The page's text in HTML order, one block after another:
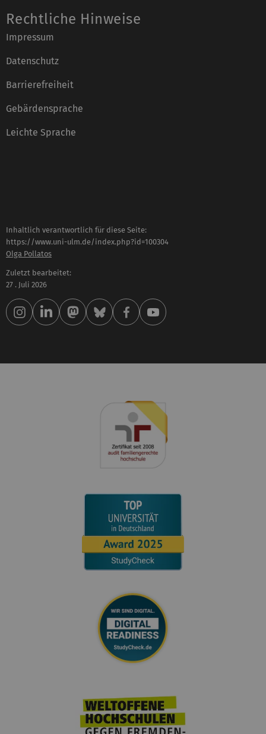
Rechtliche Hinweise
Impressum
Datenschutz
Barrierefreiheit
Gebärdensprache
Leichte Sprache
Inhaltlich verantwortlich für diese Seite:
https://www.uni-ulm.de/index.php?id=100304
Olga Pollatos
Zuletzt bearbeitet:
27 . Juli 2026